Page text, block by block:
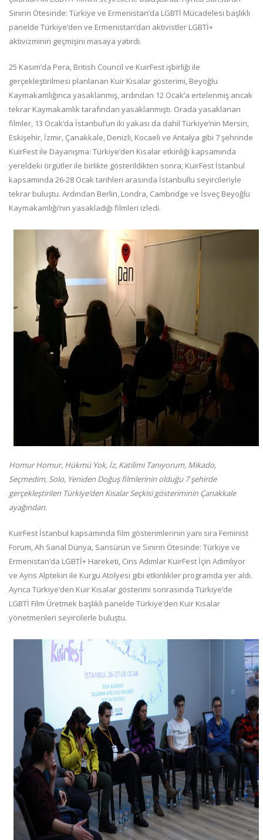
Sınırın Ötesinde: Türkiye ve Ermenistan’da LGBTİ Mücadelesi başlıklı
panelde Türkiye’den ve Ermenistan’dan aktivistler LGBTİ+
aktivizminin geçmişini masaya yatırdı.
25 Kasım’da Pera, British Council ve KuirFest işbirliği ile
gerçekleştirilmesi planlanan Kuir Kısalar gösterimi, Beyoğlu
Kaymakamlığınca yasaklanmış, ardından 12 Ocak’a ertelenmiş ancak
tekrar Kaymakamlık tarafından yasaklanmıştı. Orada yasaklanan
filmler, 13 Ocak’da İstanbul’un iki yakası da dahil Türkiye’nin Mersin,
Eskişehir, İzmir, Çanakkale, Denizli, Kocaeli ve Antalya gibi 7 şehrinde
KuirFest ile Dayanışma: Türkiye’den Kısalar etkinliği kapsamında
yereldeki örgütler ile birlikte gösterildikten sonra, KuirFest İstanbul
kapsamında 26-28 Ocak tarihleri arasında İstanbullu seyircileriyle
tekrar buluştu. Ardından Berlin, Londra, Cambridge ve İsveç Beyoğlu
Kaymakamlığı’nın yasakladığı filmleri izledi.
Homur Homur, Hükmü Yok, İz, Katilimi Tanıyorum, Mikado,
Seçmedim, Solo, Yeniden Doğuş filmlerinin olduğu 7 şehirde
gerçekleştirilen Türkiye’den Kısalar Seçkisi gösteriminin Çanakkale
ayağından.
KuirFest İstanbul kapsamında film gösterimlerinin yanı sıra Feminist
Forum, Ah Sanal Dünya, Sansürün ve Sınırın Ötesinde: Türkiye ve
Ermenistan’da LGBTİ+ Hareketi, Cins Adımlar KuirFest İçin Adımlıyor
ve Ayris Alptekin ile Kurgu Atölyesi gibi etkinlikler programda yer aldı.
Ayrıca Türkiye’den Kuir Kısalar gösterimi sonrasında Türkiye’de
LGBTİ Film Üretmek başlıklı panelde Türkiye’den Kuir Kısalar
yönetmenleri seyircilerle buluştu.